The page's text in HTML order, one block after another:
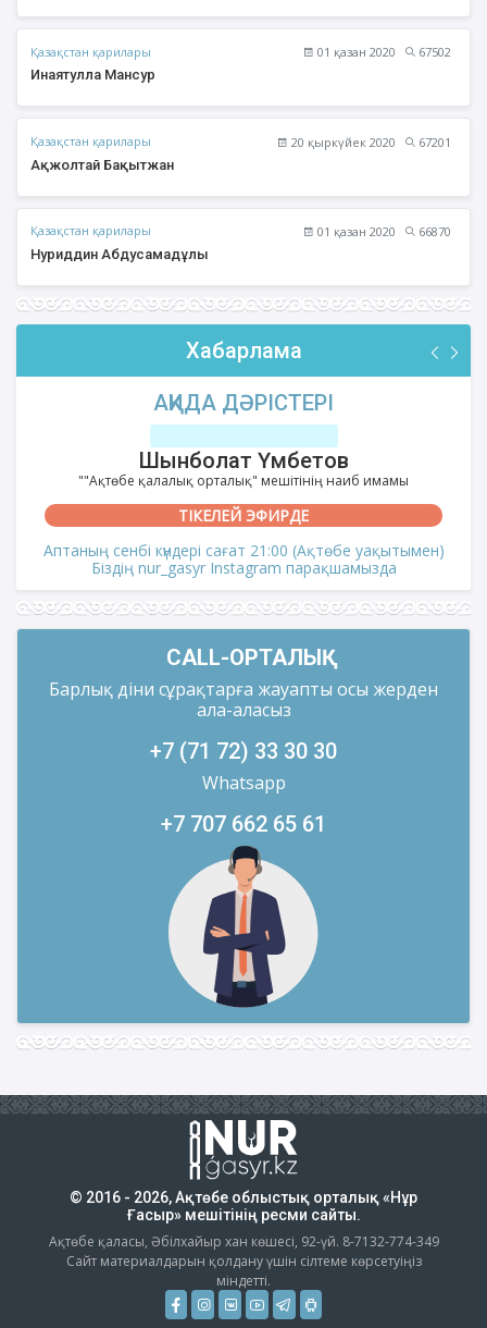
Қазақстан қарилары 01 қазан 2020
67502
Инаятулла Мансур
Қазақстан қарилары 20 қыркүйек 2020
67201
Ақжолтай Бақытжан
Қазақстан қарилары 01 қазан 2020
66870
Нуриддин Абдусамадұлы
Хабарлама
АҚИДА ДӘРІСТЕРІ
Шынболат Үмбетов
""Ақтөбе қалалық орталық" мешітінің наиб имамы
ТІКЕЛЕЙ ЭФИРДЕ
Аптаның сенбі күндері сағат 21:00 (Ақтөбе уақытымен)
Біздің nur_gasyr Instagram парақшамызда
CALL-ОРТАЛЫҚ
Барлық діни сұрақтарға жауапты осы жерден
ала-аласыз
+7 (71 72) 33 30 30
Whatsapp
+7 707 662 65 61
© 2016 - 2026, Ақтөбе облыстық орталық «Нұр
Ғасыр» мешітінің ресми сайты.
Ақтөбе қаласы, Әбілхайыр хан көшесі, 92-үй. 8-7132-774-349
Сайт материалдарын қолдану үшін сілтеме көрсетуіңіз
міндетті.